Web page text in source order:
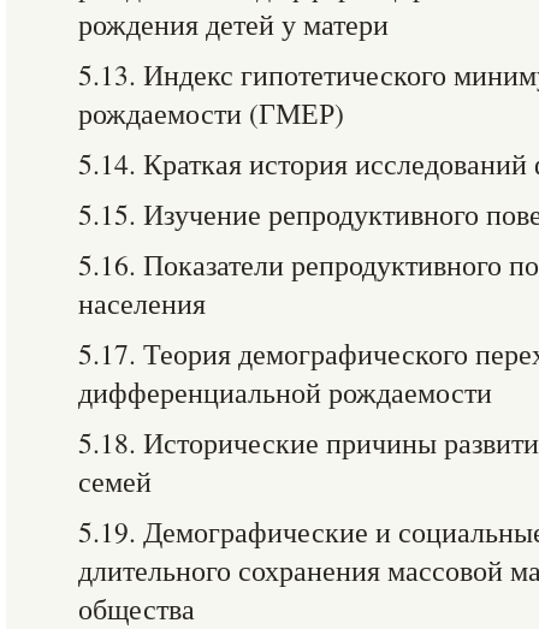
рождения детей у матери
5.13. Индекс гипотетического
рождаемости (ГМЕР)
5.14. Краткая история
5.15. Изучение репродуктивного
5.16. Показатели репродуктивного
населения
5.17. Теория демографического
дифференциальной рождаемости
5.18. Исторические причины
семей
5.19. Демографические и
длительного сохранения массовой
общества